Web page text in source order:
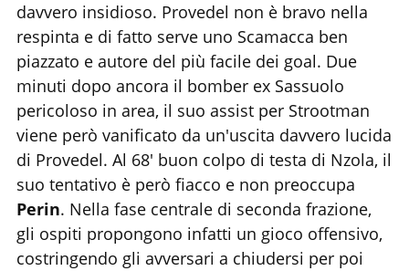
davvero insidioso. Provedel non è bravo nella
respinta e di fatto serve uno Scamacca ben
piazzato e autore del più facile dei goal. Due
minuti dopo ancora il bomber ex Sassuolo
pericoloso in area, il suo assist per Strootman
viene però vanificato da un'uscita davvero lucida
di Provedel. Al 68' buon colpo di testa di Nzola, il
suo tentativo è però fiacco e non preoccupa
Perin. Nella fase centrale di seconda frazione,
gli ospiti propongono infatti un gioco offensivo,
costringendo gli avversari a chiudersi per poi